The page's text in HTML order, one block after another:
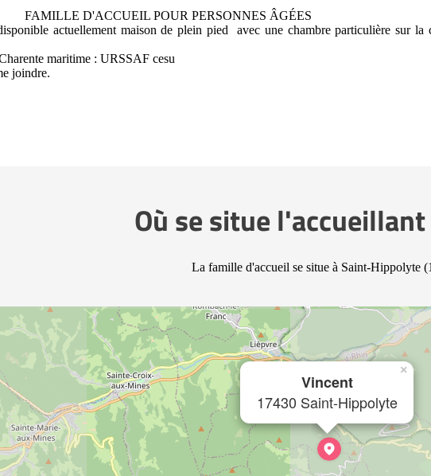
FAMILLE D'ACCUEIL POUR PERSONNES ÂGÉES
actuellement maison de plein pied avec une chambre particulière sur la
maritime : URSSAF cesu
joindre.
Où se situe
La famille d'accueil se situe à Saint-Hippolyte
Vincent
17430 Saint-Hippolyte
×